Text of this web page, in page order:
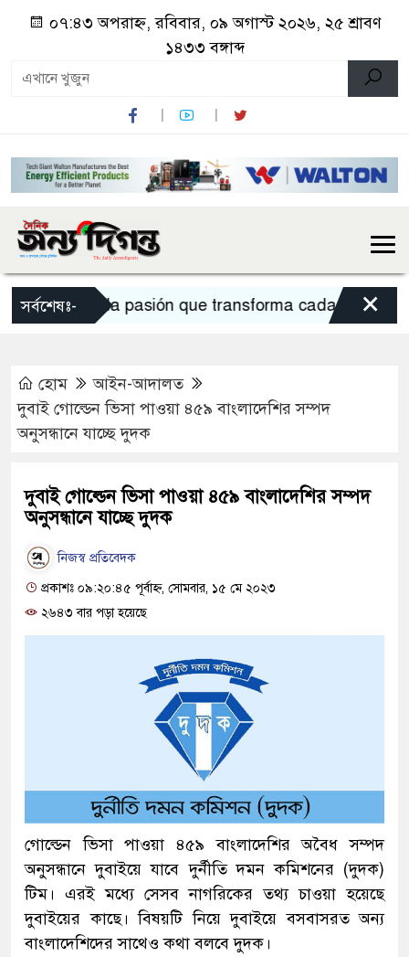
০৭:৪৩ অপরাহ্ন, রবিবার, ০৯ অগাস্ট ২০২৬, ২৫ শ্রাবণ
১৪৩৩ বঙ্গাব্দ
সর্বশেষঃ-
Sportium la pasión que transforma cada apuesta
×
হোম
আইন-আদালত
দুবাই গোল্ডেন ভিসা পাওয়া ৪৫৯ বাংলাদেশির সম্পদ
অনুসন্ধানে যাচ্ছে দুদক
দুবাই গোল্ডেন ভিসা পাওয়া ৪৫৯ বাংলাদেশির সম্পদ
অনুসন্ধানে যাচ্ছে দুদক
নিজস্ব প্রতিবেদক
প্রকাশঃ ০৯:২০:৪৫ পূর্বাহ্ন, সোমবার, ১৫ মে ২০২৩
২৬৪৩ বার পড়া হয়েছে
গোল্ডেন ভিসা পাওয়া ৪৫৯ বাংলাদেশির অবৈধ সম্পদ
অনুসন্ধানে দুবাইয়ে যাবে দুর্নীতি দমন কমিশনের (দুদক)
টিম। এরই মধ্যে সেসব নাগরিকের তথ্য চাওয়া হয়েছে
দুবাইয়ের কাছে। বিষয়টি নিয়ে দুবাইয়ে বসবাসরত অন্য
বাংলাদেশিদের সাথেও কথা বলবে দুদক।